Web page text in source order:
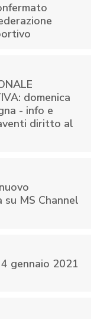
domenica
- info e
diritto al
su MS Channel
gennaio 2021